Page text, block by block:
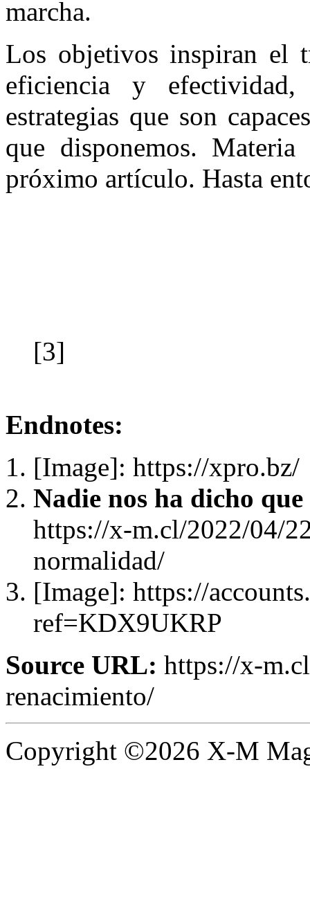
marcha.
Los objetivos inspiran el
eficiencia y
estrategias que son
que disponemos.
próximo artículo. Hasta
[3]
Endnotes:
[Image]: https://xpro.bz/
Nadie nos ha dicho
https://x-m.cl/2022/04/
normalidad/
[Image]: https://
ref=KDX9UKRP
Source URL: https://x-
renacimiento/
Copyright ©2026 X-M